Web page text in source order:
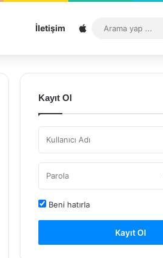
İletişim Sitemap
Kayıt Ol
Beni hatırla
Kayıt Ol